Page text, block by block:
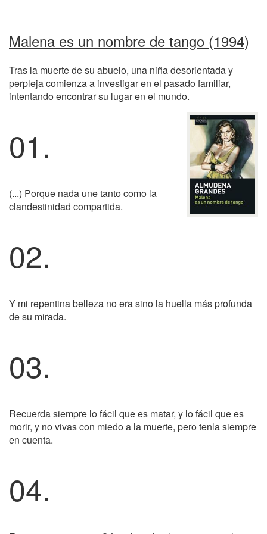
Malena es un nombre de tango (1994)
Tras la muerte de su abuelo, una niña desorientada y
perpleja comienza a investigar en el pasado familiar,
intentando encontrar su lugar en el mundo.
01.
(...) Porque nada une tanto como la
clandestinidad compartida.
02.
Y mi repentina belleza no era sino la huella más profunda
de su mirada.
03.
Recuerda siempre lo fácil que es matar, y lo fácil que es
morir, y no vivas con miedo a la muerte, pero tenla siempre
en cuenta.
04.